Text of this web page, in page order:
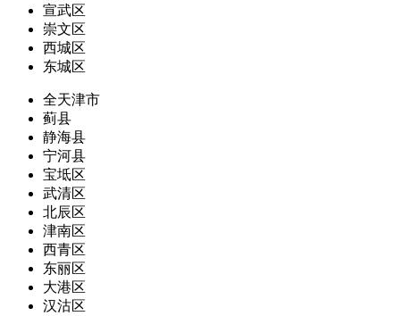
宣武区
崇文区
西城区
东城区
全天津市
蓟县
静海县
宁河县
宝坻区
武清区
北辰区
津南区
西青区
东丽区
大港区
汉沽区